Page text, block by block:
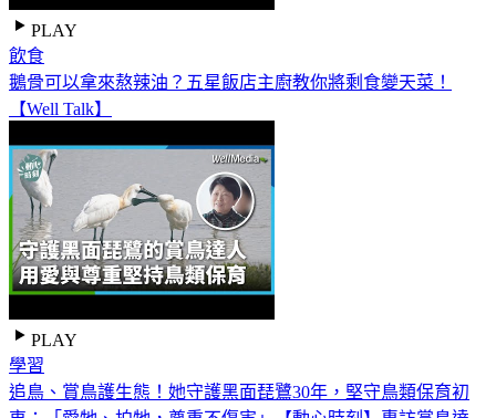
PLAY
飲食
鵝骨可以拿來熬辣油？五星飯店主廚教你將剩食變天菜！
【Well Talk】
PLAY
學習
追鳥、賞鳥護生態！她守護黑面琵鷺30年，堅守鳥類保育初